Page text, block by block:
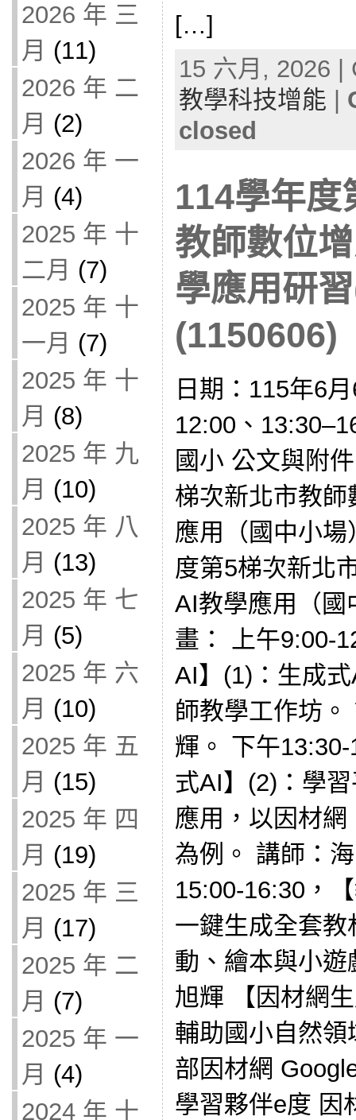
2026 年 三
月 (11)
2026 年 二
月 (2)
2026 年 一
月 (4)
2025 年 十
二月 (7)
2025 年 十
一月 (7)
2025 年 十
月 (8)
2025 年 九
月 (10)
2025 年 八
月 (13)
2025 年 七
月 (5)
2025 年 六
月 (10)
2025 年 五
月 (15)
2025 年 四
月 (19)
2025 年 三
月 (17)
2025 年 二
月 (7)
2025 年 一
月 (4)
2024 年 十
[…]
15 六月, 2026
教學科技增能
closed
114學年度
教師數位
學應用研
(1150606)
日期：115年6
12:00、
國小 公文與附
梯次新北市教
應用（國中小
度第5梯次新北
AI教學應用（國
畫： 上午9:00-
AI】(1)：生成
師教學工作坊
輝。 下午
式AI】(2)：學
應用，以因材
為例。 講師：
15:00-16:30，
一鍵生成全套
動、繪本與小
旭輝 【因材網
輔助國小自然
部因材網
學習夥伴e度 因